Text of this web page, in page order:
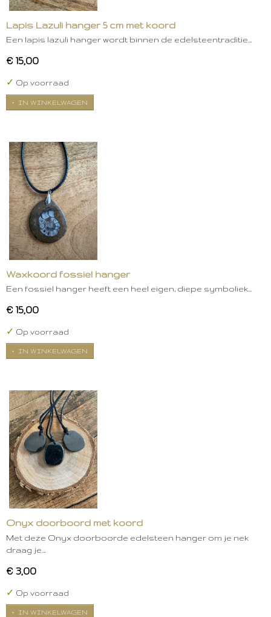
Lapis Lazuli hanger 5 cm met koord
Een lapis lazuli hanger wordt binnen de edelsteentraditie…
€ 15,00
✓ Op voorraad
IN WINKELWAGEN
Waxkoord fossiel hanger
Een fossiel hanger heeft een heel eigen, diepe symboliek…
€ 15,00
✓ Op voorraad
IN WINKELWAGEN
Onyx doorboord met koord
Met deze Onyx doorboorde edelsteen hanger om je nek
draag je…
€ 3,00
✓ Op voorraad
IN WINKELWAGEN